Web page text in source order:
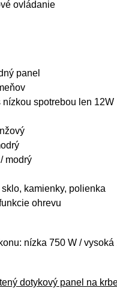
ovládanie
panel
spotrebou len 12W
modrý
kamienky, polienka
ohrevu
nízka 750 W / vysoká
dotykový panel na